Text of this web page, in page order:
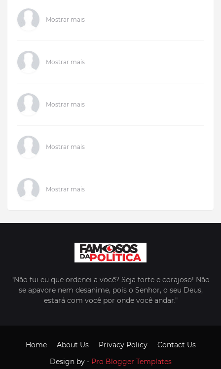
Mostrar mais
Mostrar mais
Mostrar mais
Mostrar mais
Mostrar mais
"Não fui eu que ordenei a você? Seja forte e corajoso! Não
se apavore nem desanime, pois o Senhor, o seu Deus,
estará com você por onde você andar."
Design by - Pro Blogger Templates
Home About Us Privacy Policy Contact Us